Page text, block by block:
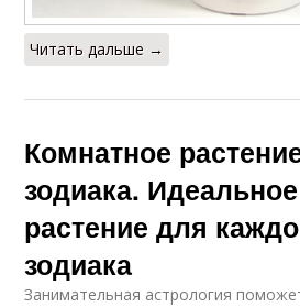
Читать дальше →
Комнатное
зодиака.
растение для
зодиака
Занимательная астрология